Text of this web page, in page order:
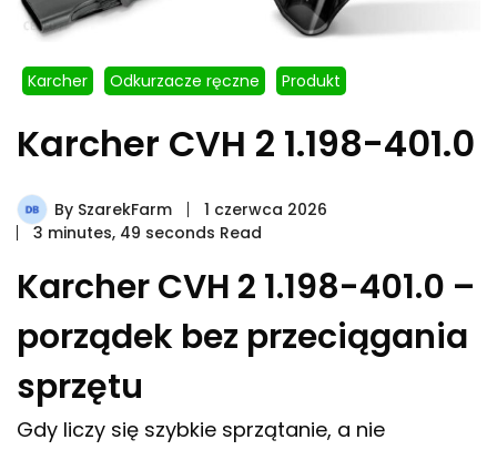
Karcher Odkurzacze ręczne Produkt
Karcher CVH 2 1.198-401.0
By SzarekFarm
1 czerwca 2026
3 minutes, 49 seconds Read
Karcher CVH 2 1.198-401.0 –
porządek bez przeciągania
sprzętu
Gdy liczy się szybkie sprzątanie, a nie